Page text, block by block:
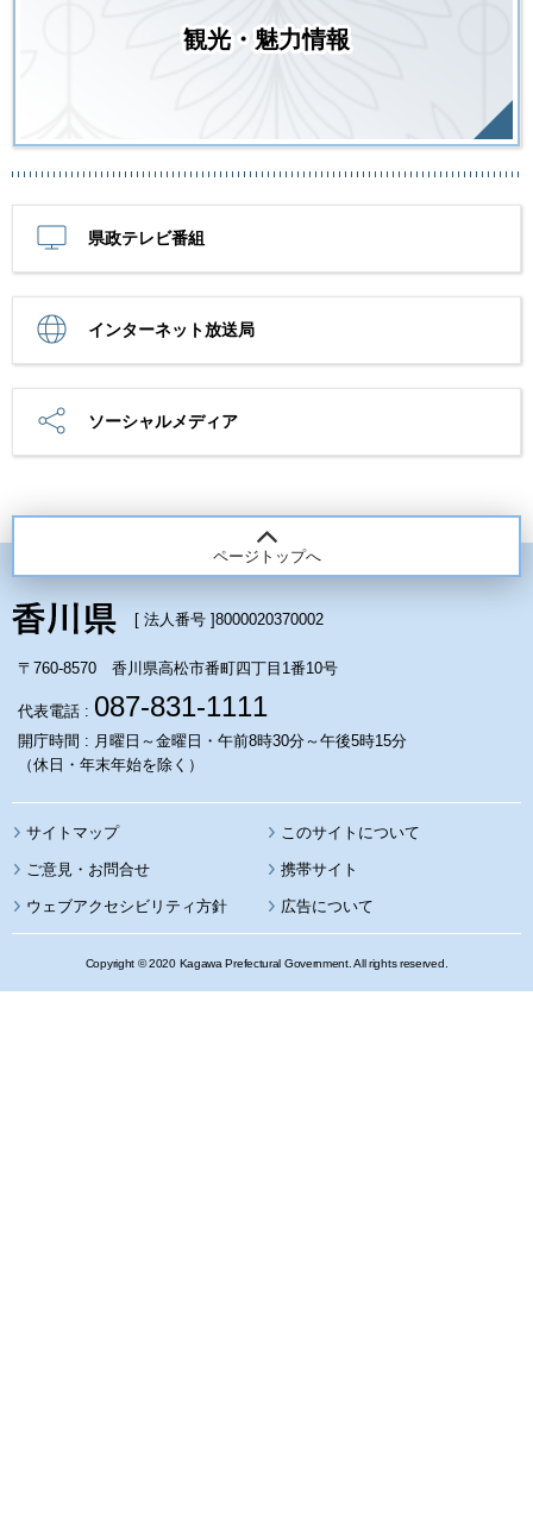
観光・魅力情報
県政テレビ番組
インターネット放送局
ソーシャルメディア
ページトップへ
[ 法人番号 ]8000020370002
〒760-8570 香川県高松市番町四丁目1番10号
代表電話 : 087-831-1111
開庁時間 : 月曜日～金曜日・午前8時30分～午後5時15分
（休日・年末年始を除く）
サイトマップ このサイトについて
携帯サイト
ウェブアクセシビリティ方針 広告について
Copyright © 2020 Kagawa Prefectural Government. All rights reserved.